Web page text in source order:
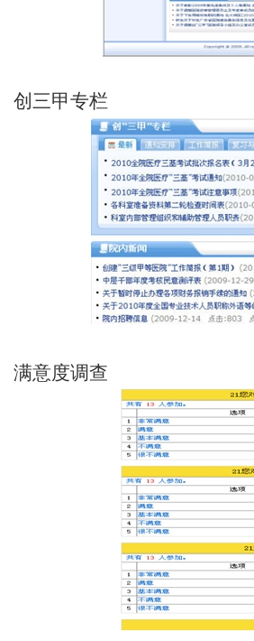
创三甲专栏
满意度调查